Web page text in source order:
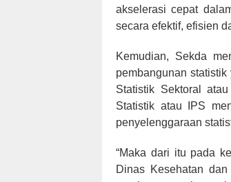
akselerasi cepat
secara efektif, efisien
Kemudian, Sekda
pembangunan
Statistik Sektoral
Statistik atau IPS
penyelenggaraan
“Maka dari itu pada
Dinas Kesehatan